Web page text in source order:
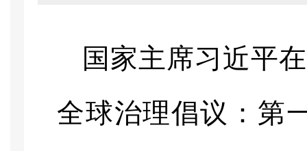
国家主席习近平在
全球治理倡议：第